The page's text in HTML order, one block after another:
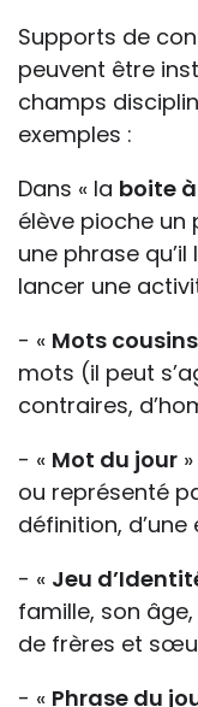
Supports de
peuvent être
champs
exemples :
Dans « la boite
élève pioche
une phrase
lancer une
- « Mots cousins
mots (il peut
contraires,
- « Mot du jour
ou représenté
définition,
- « Jeu
famille, son
de frères et
- « Phrase du